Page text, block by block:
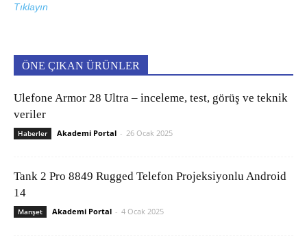
Tıklayın
ÖNE ÇIKAN ÜRÜNLER
Ulefone Armor 28 Ultra – inceleme, test, görüş ve teknik
veriler
Haberler Akademi Portal - 26 Ocak 2025
Tank 2 Pro 8849 Rugged Telefon Projeksiyonlu Android
14
Manşet Akademi Portal - 4 Ocak 2025